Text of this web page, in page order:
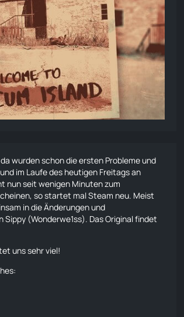
wurden schon die ersten Probleme und
im Laufe des heutigen Freitags an
nun seit wenigen Minuten zum
so startet mal Steam neu. Meist
in die Änderungen und
(Wonderwe1ss). Das Original findet
uns sehr viel!